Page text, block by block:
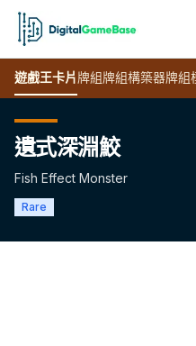
遊戲王卡片牌組牌組構築器牌組
遺式深淵鮫
Fish Effect Monster
Rare